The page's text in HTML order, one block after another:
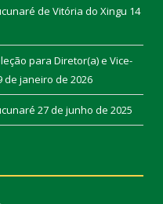
de Vitória do Xingu 14
para Diretor(a) e Vice-
de janeiro de 2026
27 de junho de 2025